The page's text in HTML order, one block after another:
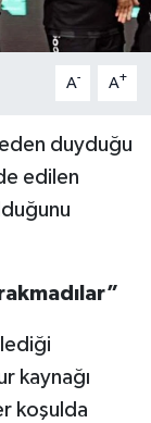
A- A+
duyduğu
edilen
kaynağı
koşulda